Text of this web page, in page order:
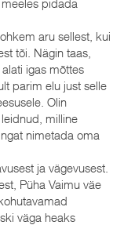
aru sellest, kui
tõi. Nägin taas,
igas mõttes
parim elu just selle
Olin
milline
nimetada oma
ja vägevusest.
Püha Vaimu väe
väga heaks